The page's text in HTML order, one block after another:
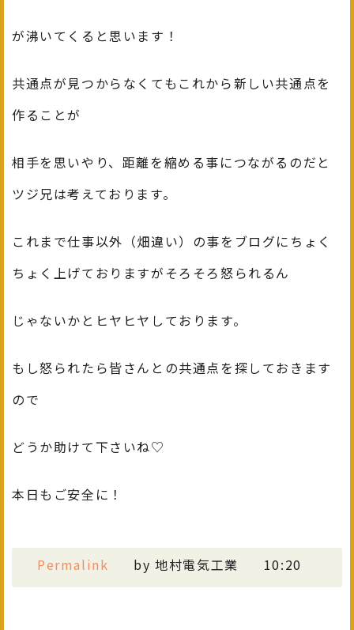
が沸いてくると思います！
共通点が見つからなくてもこれから新しい共通点を
作ることが
相手を思いやり、距離を縮める事につながるのだと
ツジ兄は考えております。
これまで仕事以外（畑違い）の事をブログにちょく
ちょく上げておりますがそろそろ怒られるん
じゃないかとヒヤヒヤしております。
もし怒られたら皆さんとの共通点を探しておきます
ので
どうか助けて下さいね♡
本日もご安全に！
Permalink by 地村電気工業 10:20